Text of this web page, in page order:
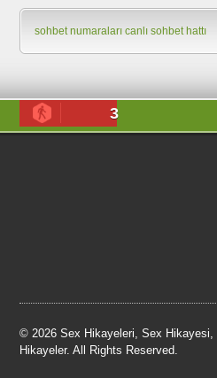
sohbet numaraları canlı sohbet hattı
3
© 2026 Sex Hikayeleri, Sex Hikayesi,
Hikayeler. All Rights Reserved.